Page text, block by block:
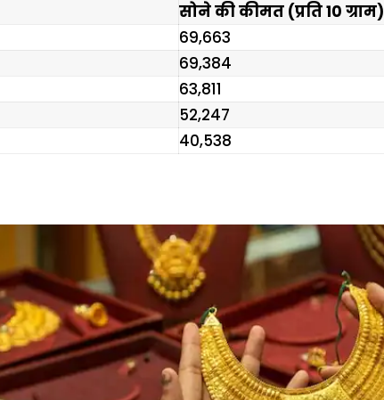
सोने की कीमत (प्रति 10 ग्राम)
₹69,663
₹69,384
₹63,811
₹52,247
₹40,538